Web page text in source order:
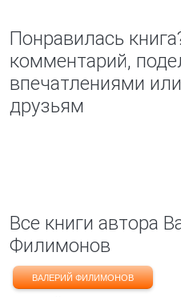
Понравилась
комментарий,
впечатлениями
друзьям
Все книги автора
Филимонов
ВАЛЕРИЙ ФИЛИМОНОВ